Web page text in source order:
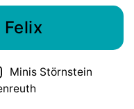
Minis Störnstein